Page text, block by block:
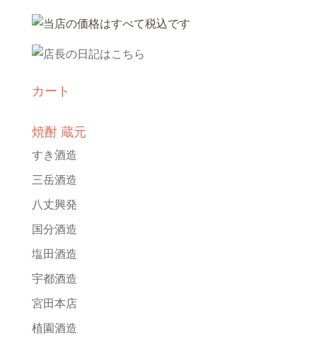
カート
焼酎 蔵元
すき酒造
三岳酒造
八丈興発
国分酒造
塩田酒造
宇都酒造
宮田本店
植園酒造